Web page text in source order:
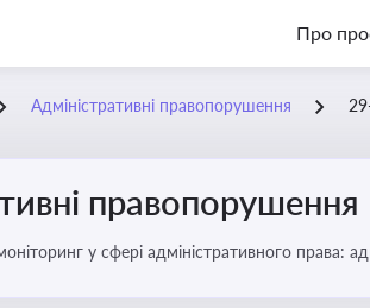
Про
Адміністративні правопорушення
правопорушення
у сфері адміністративного права: